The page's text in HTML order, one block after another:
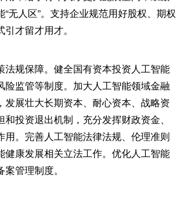
无人区”。支持企业规范用好股权、期权
才留才用才。
法规保障。健全国有资本投资人工智能
险监管等制度。加大人工智能领域金融
发展壮大长期资本、耐心资本、战略资
投资退出机制，充分发挥财政资金、
用。完善人工智能法律法规、伦理准则
健康发展相关立法工作。优化人工智能
管理制度。